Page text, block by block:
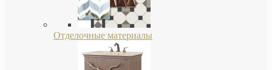
Отделочные материалы